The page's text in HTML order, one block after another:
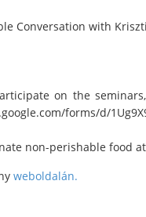
Conversation with
on the
forms/d/
non-perishable food
weboldalán.